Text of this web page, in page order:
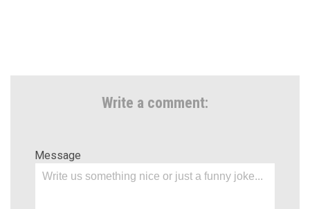
Write a comment:
Message